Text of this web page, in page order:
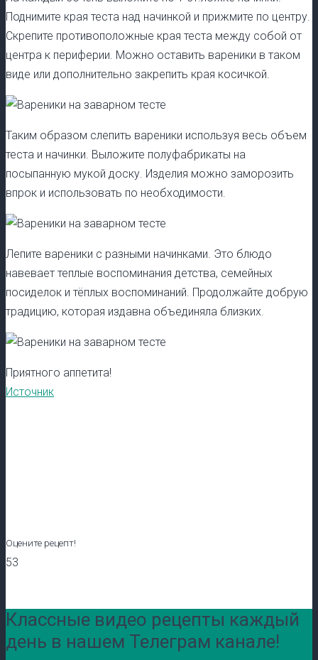
Поднимите края теста над начинкой и прижмите по центру.
Скрепите противоположные края теста между собой от
центра к периферии. Можно оставить вареники в таком
виде или дополнительно закрепить края косичкой.
Таким образом слепить вареники используя весь объем
теста и начинки. Выложите полуфабрикаты на
посыпанную мукой доску. Изделия можно заморозить
впрок и использовать по необходимости.
Лепите вареники с разными начинками. Это блюдо
навевает теплые воспоминания детства, семейных
посиделок и тёплых воспоминаний. Продолжайте добрую
традицию, которая издавна объединяла близких.
Приятного аппетита!
Источник
Оцените рецепт!
53
Классные видео рецепты каждый
день в нашем Телеграм канале!